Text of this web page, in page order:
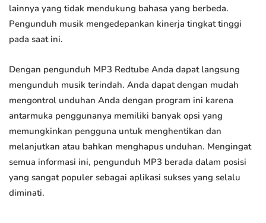
lainnya yang tidak mendukung bahasa yang berbeda.
Pengunduh musik mengedepankan kinerja tingkat tinggi
pada saat ini.
Dengan pengunduh MP3 Redtube Anda dapat langsung
mengunduh musik terindah. Anda dapat dengan mudah
mengontrol unduhan Anda dengan program ini karena
antarmuka penggunanya memiliki banyak opsi yang
memungkinkan pengguna untuk menghentikan dan
melanjutkan atau bahkan menghapus unduhan. Mengingat
semua informasi ini, pengunduh MP3 berada dalam posisi
yang sangat populer sebagai aplikasi sukses yang selalu
diminati.